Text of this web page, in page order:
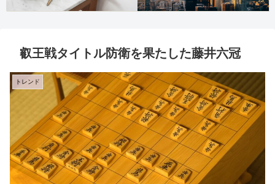
叡王戦タイトル防衛を果たした藤井六冠
トレンド